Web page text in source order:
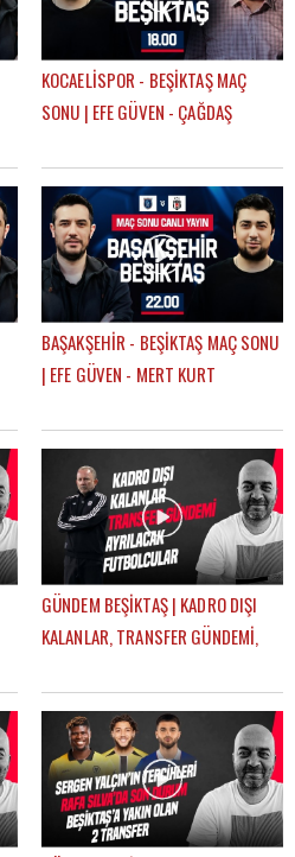
KOCAELİSPOR - BEŞİKTAŞ MAÇ
SONU | EFE GÜVEN - ÇAĞDAŞ
BAŞAKŞEHİR - BEŞİKTAŞ MAÇ SONU
| EFE GÜVEN - MERT KURT
GÜNDEM BEŞİKTAŞ | KADRO DIŞI
KALANLAR, TRANSFER GÜNDEMİ,
SEVİNÇ